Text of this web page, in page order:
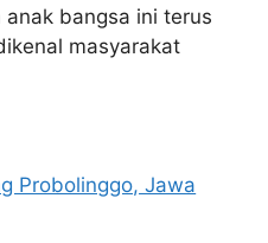
bangsa ini terus
masyarakat
Probolinggo, Jawa